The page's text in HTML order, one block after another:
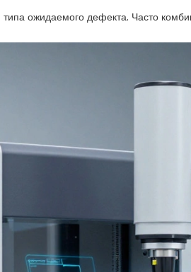
ожидаемого дефекта. Часто